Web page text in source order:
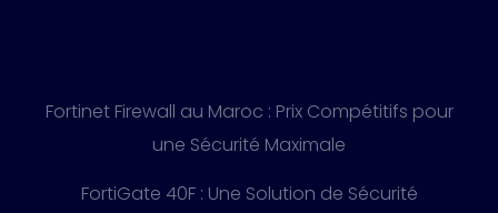
Fortinet Firewall au Maroc : Prix Compétitifs pour
une Sécurité Maximale
FortiGate 40F : Une Solution de Sécurité